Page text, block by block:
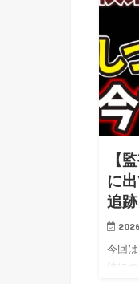
【
に
追
今回
法に